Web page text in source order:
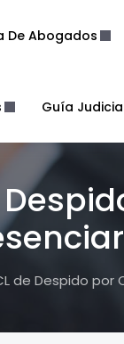
De Abogados
Guía
de Despido por